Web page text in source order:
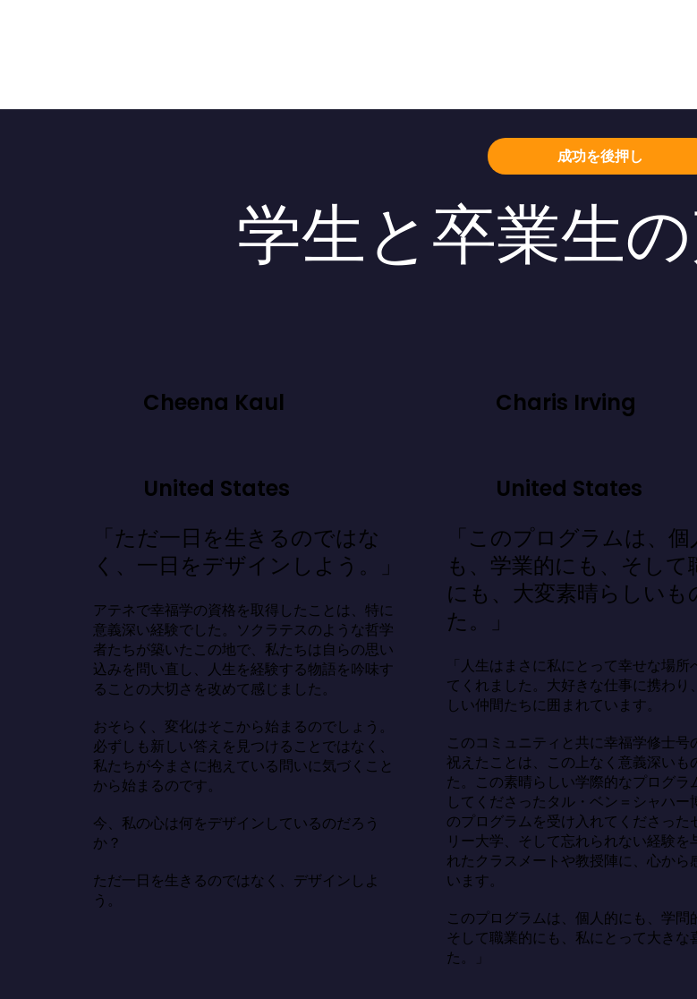
成功を後押し
学生と卒業生
Cheena Kaul
United States
「ただ一日を生きるのではな
く、一日をデザインしよう。」
アテネで幸福学の資格を取得したことは、特に
意義深い経験でした。ソクラテスのような哲学
者たちが築いたこの地で、私たちは自らの思い
込みを問い直し、人生を経験する物語を吟味す
ることの大切さを改めて感じました。
おそらく、変化はそこから始まるのでしょう。
必ずしも新しい答えを見つけることではなく、
私たちが今まさに抱えている問いに気づくこと
から始まるのです。
今、私の心は何をデザインしているのだろう
か？
ただ一日を生きるのではなく、デザインしよ
う。
Charis Irving
United States
「このプログラムは、個
も、学業的にも、そして
にも、大変素晴らしいも
た。」
「人生はまさに私にとって幸せな場所
てくれました。大好きな仕事に携わり
しい仲間たちに囲まれています。
このコミュニティと共に幸福学修士号
祝えたことは、この上なく意義深いも
た。この素晴らしい学際的なプログラ
してくださったタル・ベン＝シャハー
のプログラムを受け入れてくださった
リー大学、そして忘れられない経験を
れたクラスメートや教授陣に、心から
います。
このプログラムは、個人的にも、学問
そして職業的にも、私にとって大きな
た。」